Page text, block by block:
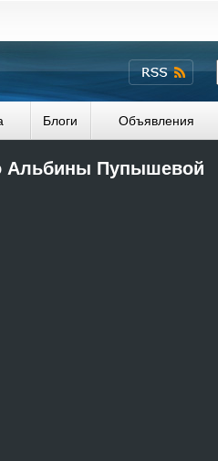
Блоги Объявления
Альбины Пупышевой